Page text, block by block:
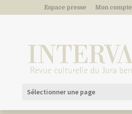
Espace presse Mon compte
Sélectionner une page